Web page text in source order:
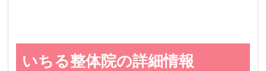
いちる整体院の詳細情報